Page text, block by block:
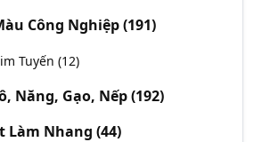
Công Nghiệp(191)
Tuyến (12)
Năng, Gạo, Nếp(192)
Làm Nhang (44)